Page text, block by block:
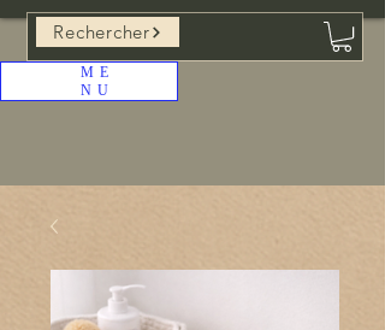
ME
NU
Rechercher